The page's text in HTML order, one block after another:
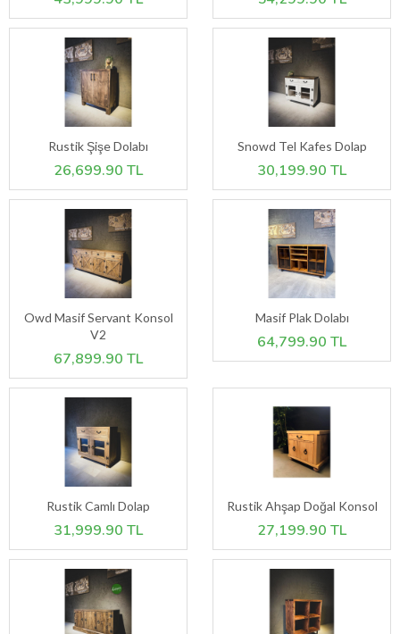
Rustik Şişe Dolabı
26,699.90 TL
Snowd Tel Kafes Dolap
30,199.90 TL
Owd Masif Servant Konsol
V2
67,899.90 TL
Masif Plak Dolabı
64,799.90 TL
Rustik Camlı Dolap
31,999.90 TL
Rustik Ahşap Doğal Konsol
27,199.90 TL